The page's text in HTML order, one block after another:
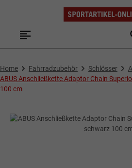
Zum Hauptinhalt springen
Home Fahrradzubehör Schlösser
ABUS Anschließkette Adaptor Chain
100 cm